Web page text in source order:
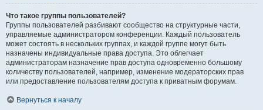
Что такое группы пользователей?
Группы пользователей разбивают сообщество на структурные части,
управляемые администратором конференции. Каждый пользователь
может состоять в нескольких группах, и каждой группе могут быть
назначены индивидуальные права доступа. Это облегчает
администраторам назначение прав доступа одновременно большому
количеству пользователей, например, изменение модераторских прав
или предоставление пользователям доступа к приватным форумам.
Вернуться к началу